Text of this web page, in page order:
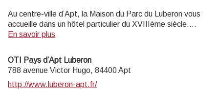
Au centre-ville d’Apt, la Maison du Parc du Luberon vous
accueille dans un hôtel particulier du XVIIIème siècle.
Informations touristiques et vente de livres, cartes,
Exposition permanente visite gratuite.
Musée de géologie entrée payante (4 € ; 2€ réduit ; gratuit
moins de 18 ans, scolaires, enseignants).
En savoir plus
OTI Pays d’Apt Luberon
788 avenue Victor Hugo, 84400Apt
http://www.luberon-apt.fr/